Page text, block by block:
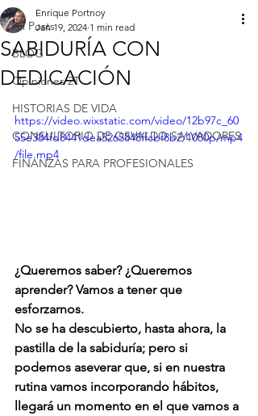
All Posts
BLOG
Opiniones 2T
HISTORIAS DE VIDA
CONSULTORIO DE OSVALDO SALVADORES
FINANZAS PARA PROFESIONALES
SABIDURÍA CON
DEDICACIÓN
Enrique Portnoy
Jan 19, 2024 1 min read
https://video.wixstatic.com/video/12b97c_60
55e384fd8441dea5265848ffcbf8b2/1080p/mp4
/file.mp4
¿Queremos saber? ¿Queremos
aprender? Vamos a tener que
esforzarnos.
No se ha descubierto, hasta ahora, la
pastilla de la sabiduría; pero si
podemos aseverar que, si en nuestra
rutina vamos incorporando hábitos,
llegará un momento en el que vamos a